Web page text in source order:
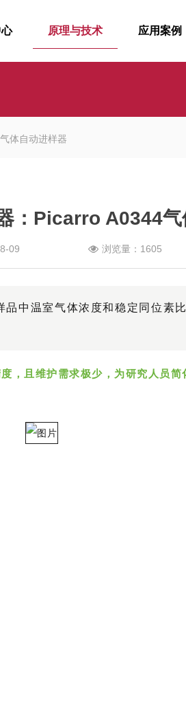
原理与技术 应用案例
体自动进样器
：Picarro A0344
09 浏览量：1605
品中温室气体浓度和稳定同位素
，且维护需求极少，为研究人员简